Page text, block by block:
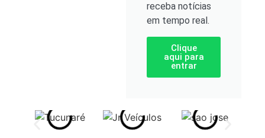
receba notícias
em tempo real.
Clique
aqui para
entrar